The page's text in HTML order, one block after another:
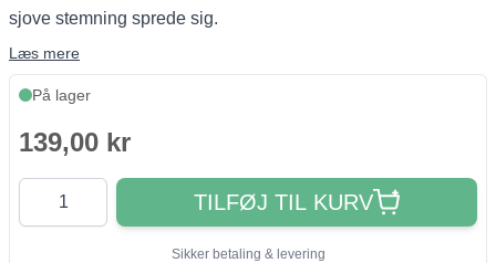
sjove stemning sprede sig.
Læs mere
På lager
139,00 kr
Antal
TILFØJ TIL KURV
Sikker betaling & levering